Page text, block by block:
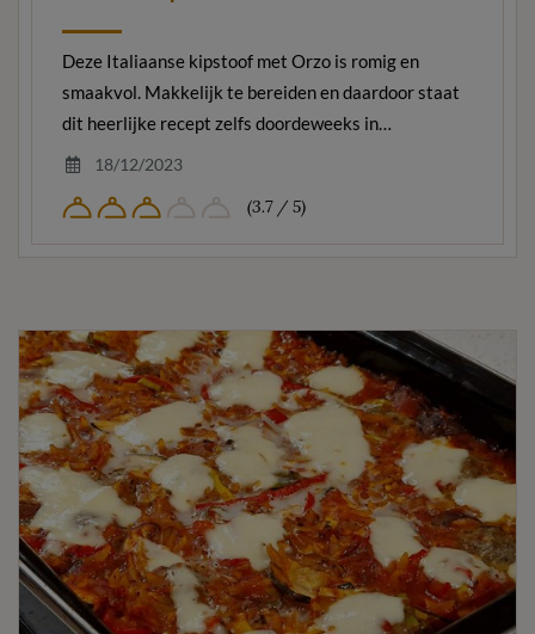
Deze Italiaanse kipstoof met Orzo is romig en
smaakvol. Makkelijk te bereiden en daardoor staat
dit heerlijke recept zelfs doordeweeks in…
18/12/2023
(3.7 / 5)